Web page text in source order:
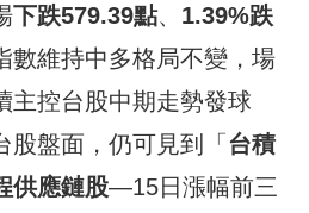
下跌579.39點、 1.39%跌
數維持中多格局不變，場
主控台股中期走勢發球
股盤面，仍可見到「台積
供應鏈股—15日漲幅前三